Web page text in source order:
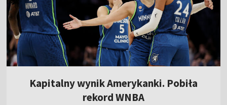
Kapitalny wynik Amerykanki. Pobiła
rekord WNBA